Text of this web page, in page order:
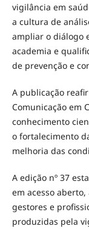
vigilância em
a cultura de
ampliar o diálogo
academia e
de prevenção e
A publicação
Comunicação em
conhecimento
o fortalecimento
melhoria das
A edição nº 37
em acesso
gestores e
produzidas pela